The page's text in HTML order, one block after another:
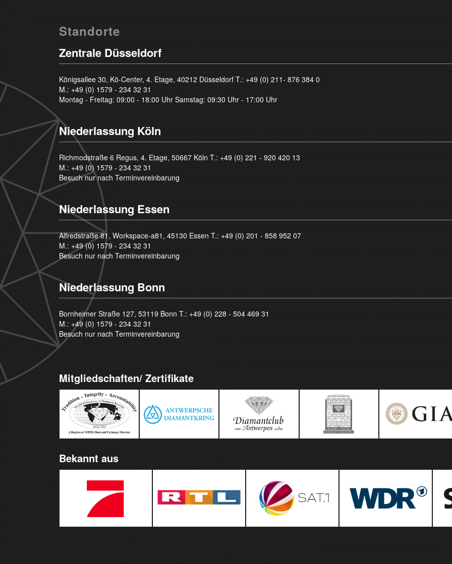
Standorte
Zentrale Düsseldorf
Königsallee 30, Kö-Center, 4. Etage, 40212 Düsseldorf T.: +49 (0) 211- 876 384 0
M.: +49 (0) 1579 - 234 32 31
Montag - Freitag: 09:00 - 18:00 Uhr Samstag: 09:30 Uhr - 17:00 Uhr
Niederlassung Köln
Richmodstraße 6 Regus, 4. Etage, 50667 Köln T.: +49 (0) 221 - 920 420 13
M.: +49 (0) 1579 - 234 32 31
Besuch nur nach Terminvereinbarung
Niederlassung Essen
Alfredstraße 81, Workspace-a81, 45130 Essen T.: +49 (0) 201 - 858 952 07
M.: +49 (0) 1579 - 234 32 31
Besuch nur nach Terminvereinbarung
Niederlassung Bonn
Bornheimer Straße 127, 53119 Bonn T.: +49 (0) 228 - 504 469 31
M.: +49 (0) 1579 - 234 32 31
Besuch nur nach Terminvereinbarung
Mitgliedschaften/ Zertifikate
Bekannt aus